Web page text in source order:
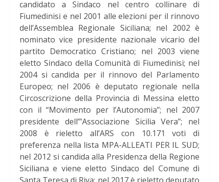
candidato a Sindaco nel centro collinare di
Fiumedinisi e nel 2001 alle elezioni per il rinnovo
dell’Assemblea Regionale Siciliana; nel 2002 è
nominato vice presidente nazionale vicario del
partito Democratico Cristiano; nel 2003 viene
eletto Sindaco della Comunità di Fiumedinisi; nel
2004 si candida per il rinnovo del Parlamento
Europeo; nel 2006 è deputato regionale nella
Circoscrizione della Provincia di Messina eletto
con il “Movimento per l’Autonomia”; nel 2007
presidente dell’”Associazione Sicilia Vera”; nel
2008 è rieletto all’ARS con 10.171 voti di
preferenza nella lista MPA-ALLEATI PER IL SUD;
nel 2012 si candida alla Presidenza della Regione
Siciliana e viene eletto Sindaco del Comune di